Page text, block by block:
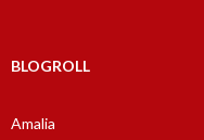
BLOGROLL
Amalia